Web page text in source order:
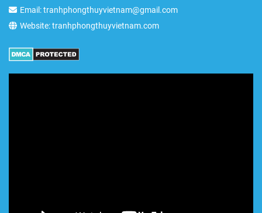
Email: tranhphongthuyvietnam@gmail.com
Website: tranhphongthuyvietnam.com